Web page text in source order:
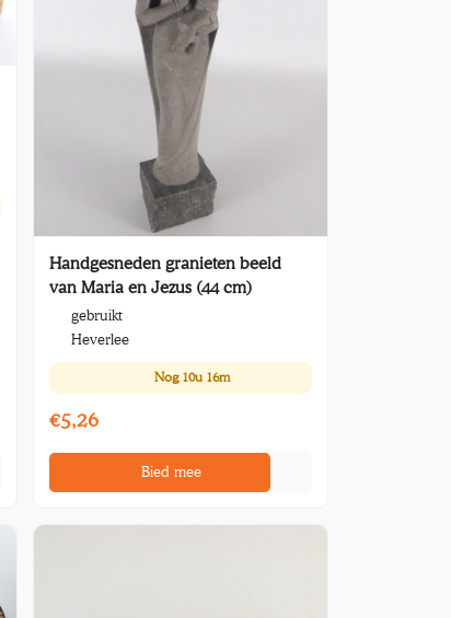
Handgesneden granieten beeld
van Maria en Jezus (44 cm)
gebruikt
Heverlee
Nog 10u 16m
€5,26
Bied mee